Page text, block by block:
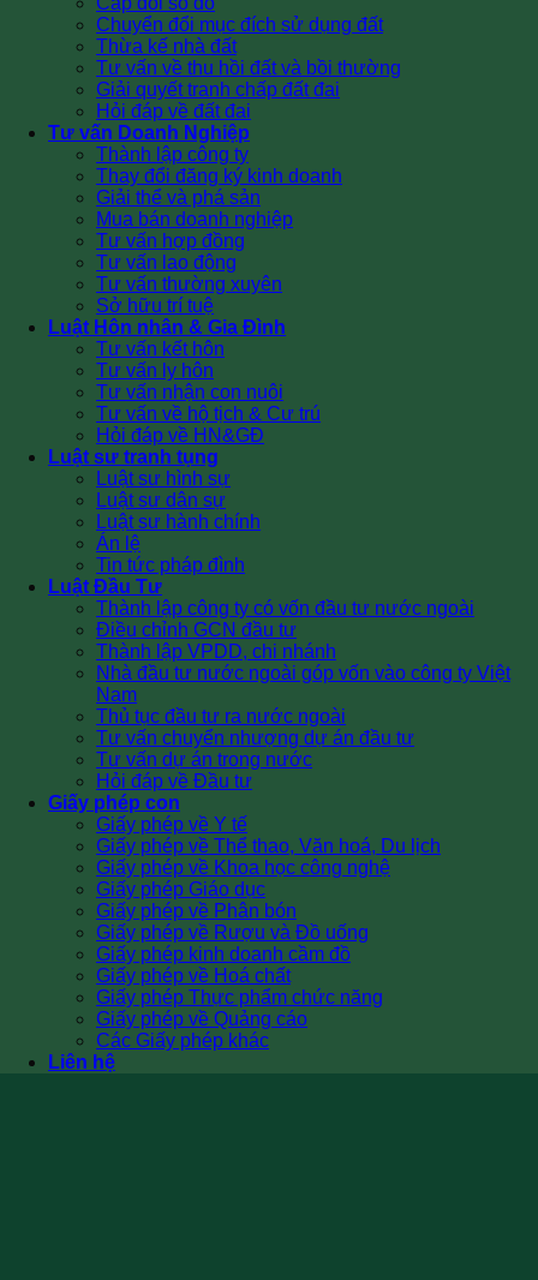
Chuyển đổi mục đích sử dụng đất
Thừa kế nhà đất
Tư vấn về thu hồi đất và bồi thường
Giải quyết tranh chấp đất đai
Hỏi đáp về đất đai
Tư vấn Doanh Nghiệp
Thành lập công ty
Thay đổi đăng ký kinh doanh
Giải thể và phá sản
Mua bán doanh nghiệp
Tư vấn hợp đồng
Tư vấn lao động
Tư vấn thường xuyên
Sở hữu trí tuệ
Luật Hôn nhân & Gia Đình
Tư vấn kết hôn
Tư vấn ly hôn
Tư vấn nhận con nuôi
Tư vấn về hộ tịch & Cư trú
Hỏi đáp về HN&GĐ
Luật sư tranh tụng
Luật sư hình sự
Luật sư dân sự
Luật sư hành chính
Án lệ
Tin tức pháp đình
Luật Đầu Tư
Thành lập công ty có vốn đầu tư nước ngoài
Điều chỉnh GCN đầu tư
Thành lập VPDD, chi nhánh
Nhà đầu tư nước ngoài góp vốn vào công ty Việt
Nam
Thủ tục đầu tư ra nước ngoài
Tư vấn chuyển nhượng dự án đầu tư
Tư vấn dự án trong nước
Hỏi đáp về Đầu tư
Giấy phép con
Giấy phép về Y tế
Giấy phép về Thể thao, Văn hoá, Du lịch
Giấy phép về Khoa học công nghệ
Giấy phép Giáo dục
Giấy phép về Phân bón
Giấy phép về Rượu và Đồ uống
Giấy phép kinh doanh cầm đồ
Giấy phép về Hoá chất
Giấy phép Thực phẩm chức năng
Giấy phép về Quảng cáo
Các Giấy phép khác
Liên hệ